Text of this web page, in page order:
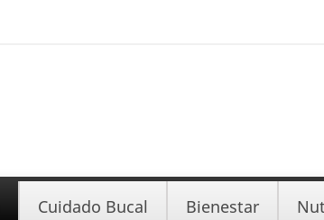
Cuidado Bucal Bienestar